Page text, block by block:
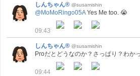
しんちゃん® @susamishin
@MoMoRingo05AYes Me too. 😭
09:43
しんちゃん® @susamishin
Proだとどうなのか？さっぱり？わか
09:44